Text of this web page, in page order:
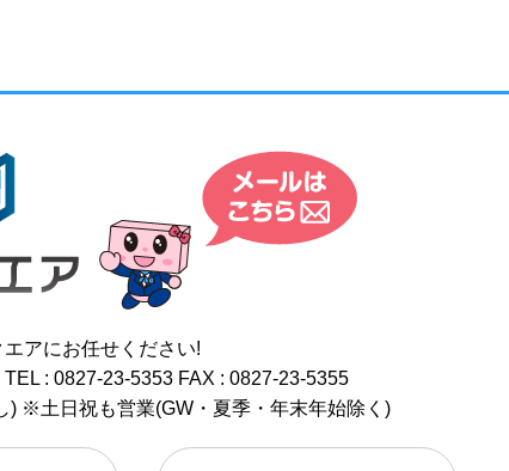
エアにお任せください!
TEL : 0827-23-5353 FAX : 0827-23-5355
) ※土日祝も営業(GW・夏季・年末年始除く)